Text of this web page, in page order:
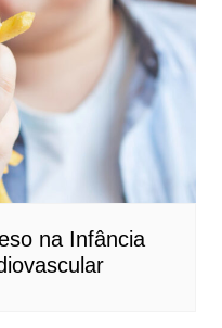
na Infância